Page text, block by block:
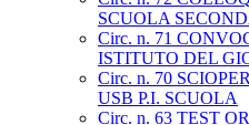
SCUOLA
Circ. n. 71
ISTITUTO DEL
Circ. n. 70
USB P.I. SCUOLA
Circ. n. 63 TEST